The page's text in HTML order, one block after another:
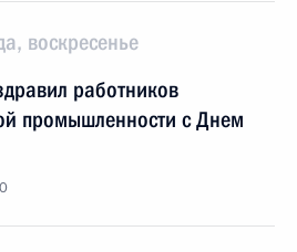
воскресенье
работников
промышленности с Днем